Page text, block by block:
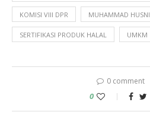
KOMISI VIII DPR MUHAMMAD HUSNI
SERTIFIKASI PRODUK HALAL UMKM
0 comment
0